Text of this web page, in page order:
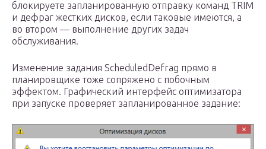
блокируете запланированную отправку команд TRIM
и дефраг жестких дисков, если таковые имеются, а
во втором — выполнение других задач
обслуживания.
Изменение задания ScheduledDefrag прямо в
планировщике тоже сопряжено с побочным
эффектом. Графический интерфейс оптимизатора
при запуске проверяет запланированное задание: